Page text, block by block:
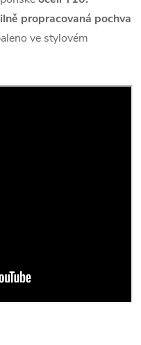
propracovaná pochva
ve stylovém